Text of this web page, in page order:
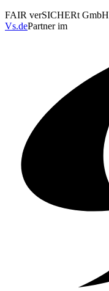
FAIR verSICHERt GmbH
Vs.dePartner im